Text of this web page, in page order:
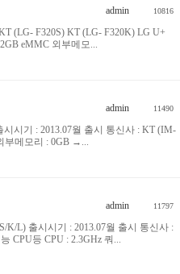
admin
10816
(LG- F320S) KT (LG- F320K) LG U+
eMMC 외부메모...
admin
11490
시시기 : 2013.07월 출시 통신사 : KT (IM-
부메모리 : 0GB →...
admin
11797
K/L) 출시시기 : 2013.07월 출시 통신사 :
CPU등 CPU : 2.3GHz 쿼...